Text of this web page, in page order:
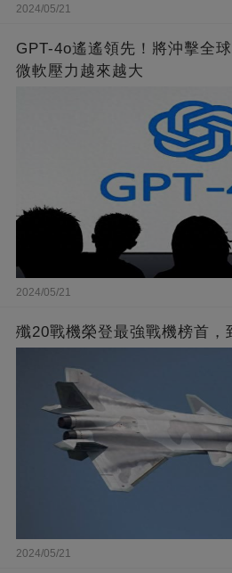
2024/05/21
GPT-4o遙遙領先！將沖擊全
微軟壓力越來越大
2024/05/21
殲20戰機榮登最強戰機榜首，
2024/05/21